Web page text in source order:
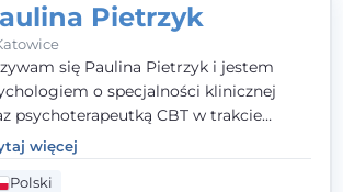
Pietrzyk
się Paulina Pietrzyk i jestem
o specjalności klinicznej
psychoterapeutką CBT w trakcie
Pracuję z dorosłymi, którzy
wsparcia w trudnych momentach -
obliczu lęku, przewlekłego stresu,
więcej
Polski